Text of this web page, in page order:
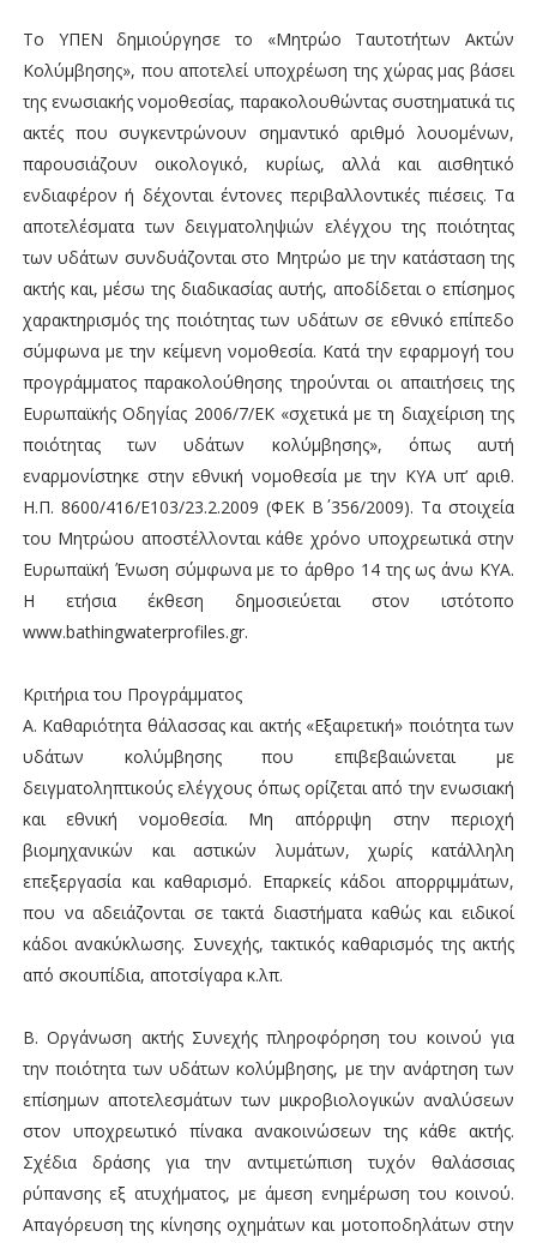
Το ΥΠΕΝ δημιούργησε το «Μητρώο Ταυτοτήτων Ακτών
Κολύμβησης», που αποτελεί υποχρέωση της χώρας μας βάσει
της ενωσιακής νομοθεσίας, παρακολουθώντας συστηματικά τις
ακτές που συγκεντρώνουν σημαντικό αριθμό λουομένων,
παρουσιάζουν οικολογικό, κυρίως, αλλά και αισθητικό
ενδιαφέρον ή δέχονται έντονες περιβαλλοντικές πιέσεις. Τα
αποτελέσματα των δειγματοληψιών ελέγχου της ποιότητας
των υδάτων συνδυάζονται στο Μητρώο με την κατάσταση της
ακτής και, μέσω της διαδικασίας αυτής, αποδίδεται ο επίσημος
χαρακτηρισμός της ποιότητας των υδάτων σε εθνικό επίπεδο
σύμφωνα με την κείμενη νομοθεσία. Κατά την εφαρμογή του
προγράμματος παρακολούθησης τηρούνται οι απαιτήσεις της
Ευρωπαϊκής Οδηγίας 2006/7/ΕΚ «σχετικά με τη διαχείριση της
ποιότητας των υδάτων κολύμβησης», όπως αυτή
εναρμονίστηκε στην εθνική νομοθεσία με την ΚΥΑ υπ’ αριθ.
Η.Π. 8600/416/E103/23.2.2009 (ΦΕΚ Β΄ 356/2009). Τα στοιχεία
του Μητρώου αποστέλλονται κάθε χρόνο υποχρεωτικά στην
Ευρωπαϊκή Ένωση σύμφωνα με το άρθρο 14 της ως άνω ΚΥΑ.
Η ετήσια έκθεση δημοσιεύεται στον ιστότοπο
www.bathingwaterprofiles.gr.
Κριτήρια του Προγράμματος
Α. Καθαριότητα θάλασσας και ακτής «Εξαιρετική» ποιότητα των
υδάτων κολύμβησης που επιβεβαιώνεται με
δειγματοληπτικούς ελέγχους όπως ορίζεται από την ενωσιακή
και εθνική νομοθεσία. Μη απόρριψη στην περιοχή
βιομηχανικών και αστικών λυμάτων, χωρίς κατάλληλη
επεξεργασία και καθαρισμό. Επαρκείς κάδοι απορριμμάτων,
που να αδειάζονται σε τακτά διαστήματα καθώς και ειδικοί
κάδοι ανακύκλωσης. Συνεχής, τακτικός καθαρισμός της ακτής
από σκουπίδια, αποτσίγαρα κ.λπ.
Β. Οργάνωση ακτής Συνεχής πληροφόρηση του κοινού για
την ποιότητα των υδάτων κολύμβησης, με την ανάρτηση των
επίσημων αποτελεσμάτων των μικροβιολογικών αναλύσεων
στον υποχρεωτικό πίνακα ανακοινώσεων της κάθε ακτής.
Σχέδια δράσης για την αντιμετώπιση τυχόν θαλάσσιας
ρύπανσης εξ ατυχήματος, με άμεση ενημέρωση του κοινού.
Απαγόρευση της κίνησης οχημάτων και μοτοποδηλάτων στην